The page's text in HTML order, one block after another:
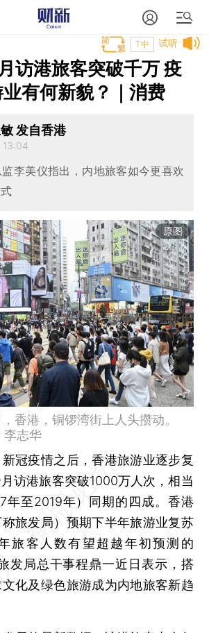
试听
T中
访港旅客突破千万 疫
有何新貌？｜消费
发自香港
李美仪指出，内地旅客如今更喜欢
原图
香港，铜锣湾街上人头攒动。
李志华
新冠疫情之后，香港旅游业逐步复
访港旅客突破1000万人次，相当
年至2019年）同期的四成。香港
旅发局）预期下半年旅游业复苏
旅客人数有望超越年初预测的
发局总干事程鼎一近日表示，搭
化及绿色旅游成为内地旅客新趋